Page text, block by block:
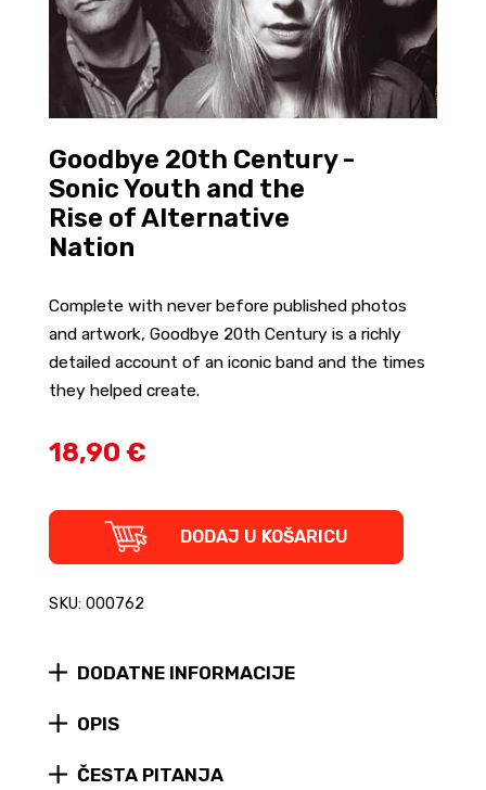
Goodbye 20th Century -
Sonic Youth and the
Rise of Alternative
Nation
Complete with never before published photos
and artwork, Goodbye 20th Century is a richly
detailed account of an iconic band and the times
they helped create.
18,90 €
Goodbye
Century
Sonic
the
of
Alternative
quantity
DODAJ U KOŠARICU
SKU: 000762
DODATNE INFORMACIJE
OPIS
ČESTA PITANJA